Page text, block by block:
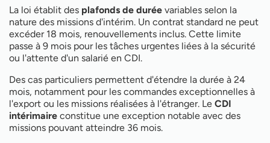
La loi établit des plafonds de durée variables selon la
nature des missions d'intérim. Un contrat standard ne peut
excéder 18 mois, renouvellements inclus. Cette limite
passe à 9 mois pour les tâches urgentes liées à la sécurité
ou l'attente d'un salarié en CDI.
Des cas particuliers permettent d'étendre la durée à 24
mois, notamment pour les commandes exceptionnelles à
l'export ou les missions réalisées à l'étranger. Le CDI
intérimaire constitue une exception notable avec des
missions pouvant atteindre 36 mois.